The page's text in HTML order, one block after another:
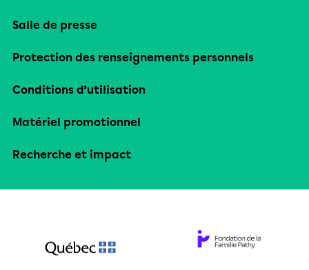
Salle de presse
Protection des renseignements personnels
Conditions d’utilisation
Matériel promotionnel
Recherche et impact